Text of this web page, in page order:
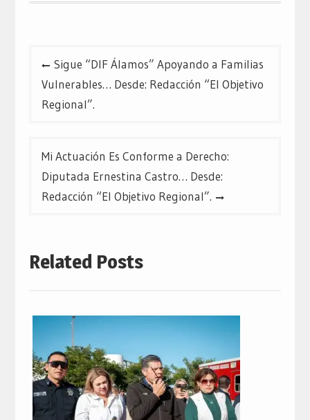
Navegación
de
entradas
Sigue “DIF Álamos” Apoyando a Familias
Vulnerables… Desde: Redacción “El Objetivo
Regional”.
Mi Actuación Es Conforme a Derecho:
Diputada Ernestina Castro… Desde:
Redacción “El Objetivo Regional”.
Related Posts